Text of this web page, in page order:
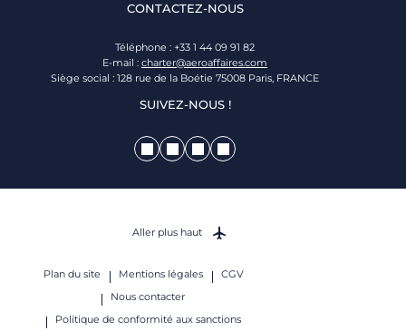
CONTACTEZ-NOUS
Téléphone : +33 1 44 09 91 82
E-mail : charter@aeroaffaires.com
Siège social : 128 rue de la Boétie 75008 Paris, FRANCE
SUIVEZ-NOUS !
Plan du site Mentions légales
CGV
Nous contacter
Politique de conformité aux sanctions
Aller plus haut